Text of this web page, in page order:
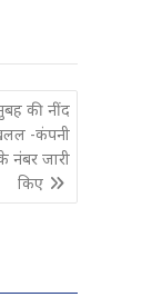
की नींद
-कंपनी
नंबर जारी
किए